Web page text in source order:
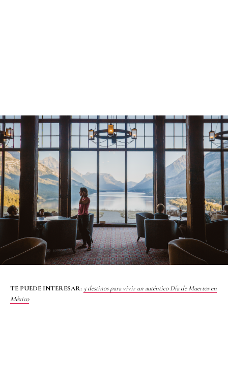
TE PUEDE INTERESAR: 5 destinos para vivir un auténtico Día de Muertos en
México